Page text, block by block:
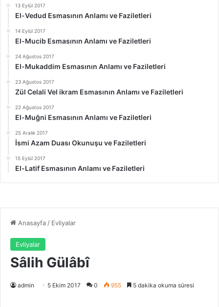
13 Eylül 2017
El-Vedud Esmasının Anlamı ve Faziletleri
14 Eylül 2017
El-Mucib Esmasının Anlamı ve Faziletleri
24 Ağustos 2017
El-Mukaddim Esmasının Anlamı ve Faziletleri
23 Ağustos 2017
Zül Celali Vel ikram Esmasının Anlamı ve Faziletleri
22 Ağustos 2017
El-Muğni Esmasının Anlamı ve Faziletleri
25 Aralık 2017
İsmi Azam Duası Okunuşu ve Faziletleri
15 Eylül 2017
El-Latif Esmasının Anlamı ve Faziletleri